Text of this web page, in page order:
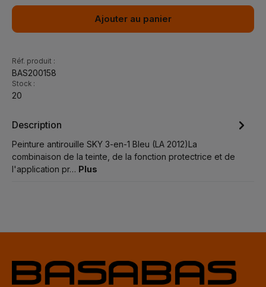
Ajouter au panier
Réf. produit :
BAS200158
Stock :
20
Description
Peinture antirouille SKY 3-en-1 Bleu (LA 2012)La
combinaison de la teinte, de la fonction protectrice et de
l'application pr… Plus